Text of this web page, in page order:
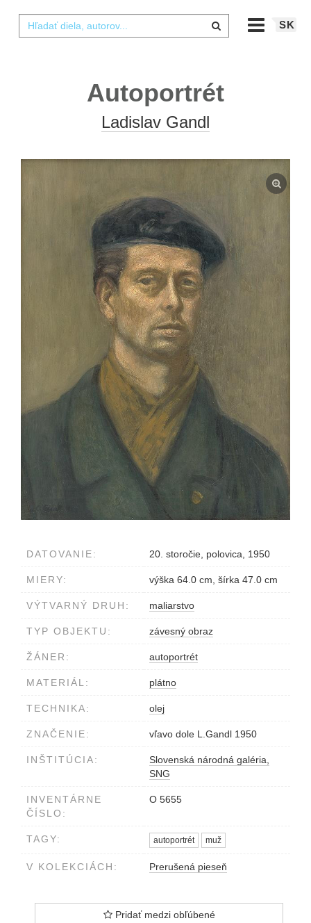
SK
Autoportrét
Ladislav Gandl
DATOVANIE: 20. storočie, polovica, 1950
MIERY: výška 64.0 cm, šírka 47.0 cm
VÝTVARNÝ DRUH: maliarstvo
TYP OBJEKTU: závesný obraz
ŽÁNER: autoportrét
MATERIÁL: plátno
TECHNIKA: olej
ZNAČENIE: vľavo dole L.Gandl 1950
INŠTITÚCIA:
Slovenská národná galéria,
SNG
INVENTÁRNE
ČÍSLO:
O 5655
TAGY: autoportrét muž
V KOLEKCIÁCH: Prerušená pieseň
Pridať medzi obľúbené